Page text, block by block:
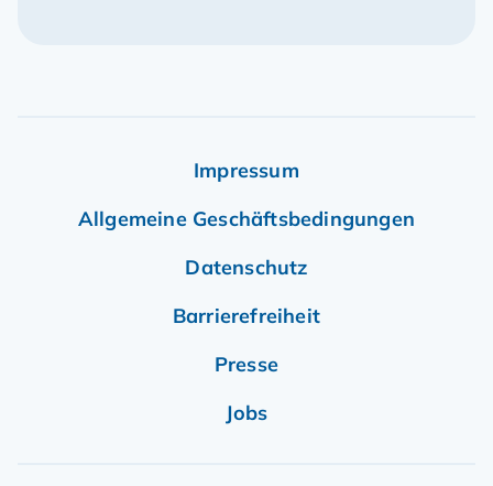
Impressum
Allgemeine Geschäftsbedingungen
Datenschutz
Barrierefreiheit
Presse
Jobs